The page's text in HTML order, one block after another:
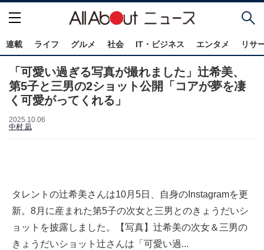
連載 ライフ グルメ 社会 IT・ビジネス エンタメ リサ
「可愛い過ぎる写真が撮れました」辻希美、
第5子と三男の2ショット公開「コアが夢を凄
く可愛がってくれる」
2025.10.06
中村 凪
タレントの辻希美さんは10月5日、自身のInstagramを更
新。8月に産まれた第5子の次女と三男とのきょうだいシ
ョットを披露しました。【写真】辻希美の次女＆三男の
きょうだいショット辻さんは「可愛い過...